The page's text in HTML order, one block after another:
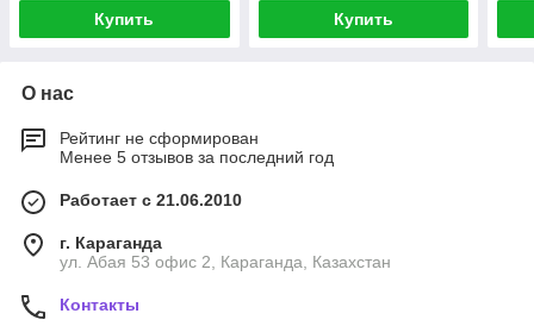
Купить Купить
О нас
Рейтинг не сформирован
Менее 5 отзывов за последний год
Работает с 21.06.2010
г. Караганда
ул. Абая 53 офис 2, Караганда, Казахстан
Контакты